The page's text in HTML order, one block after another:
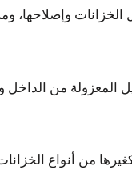
وإصلاحها،
المعزولة من الداخل
من أنواع